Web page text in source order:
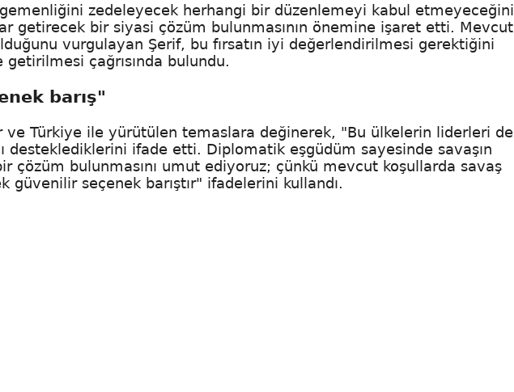
zedeleyecek herhangi bir düzenlemeyi kabul etmeyeceğini
getirecek bir siyasi çözüm bulunmasının önemine işaret etti. Mevcut
vurgulayan Şerif, bu fırsatın iyi değerlendirilmesi gerektiğini
getirilmesi çağrısında bulundu.
barış"
ve Türkiye ile yürütülen temaslara değinerek, "Bu ülkelerin liderleri de
desteklediklerini ifade etti. Diplomatik eşgüdüm sayesinde savaşın
çözüm bulunmasını umut ediyoruz; çünkü mevcut koşullarda savaş
güvenilir seçenek barıştır" ifadelerini kullandı.